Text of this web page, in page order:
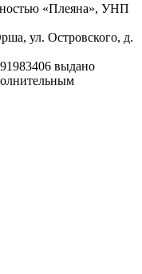
«Плеяна», УНП
ул. Островского, д.
выдано